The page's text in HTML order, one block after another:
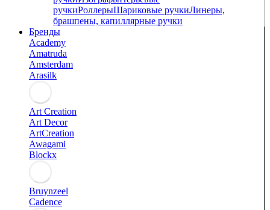
ручкиРоллерыШариковые ручкиЛинеры,
брашпены, капиллярные ручки
Бренды
Academy
Amatruda
Amsterdam
Arasilk
Art Creation
Art Decor
ArtCreation
Awagami
Blockx
Bruynzeel
Cadence